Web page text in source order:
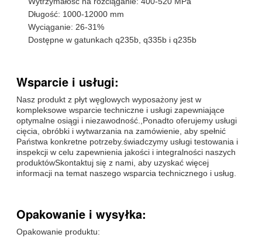
Długość: 1000-12000 mm
Wyciąganie: 26-31%
Dostępne w gatunkach q235b, q335b i q235b
Wsparcie i usługi:
Nasz produkt z płyt węglowych wyposażony jest w
kompleksowe wsparcie techniczne i usługi zapewniające
optymalne osiągi i niezawodność.,Ponadto oferujemy usługi
cięcia, obróbki i wytwarzania na zamówienie, aby spełnić
Państwa konkretne potrzeby.świadczymy usługi testowania i
inspekcji w celu zapewnienia jakości i integralności naszych
produktówSkontaktuj się z nami, aby uzyskać więcej
informacji na temat naszego wsparcia technicznego i usług.
Opakowanie i wysyłka:
Opakowanie produktu: